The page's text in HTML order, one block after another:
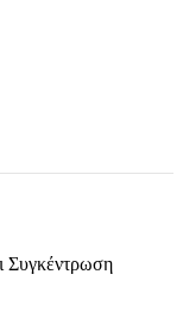
Συγκέντρωση